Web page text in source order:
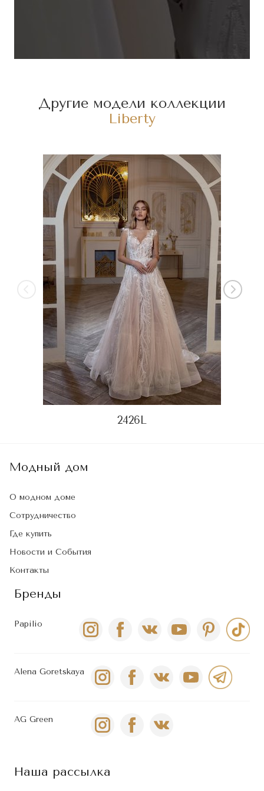
Другие модели коллекции
Liberty
2426L
Модный дом
О модном доме
Сотрудничество
Где купить
Новости и События
Контакты
Бренды
Papilio
Alena Goretskaya
AG Green
Наша рассылка